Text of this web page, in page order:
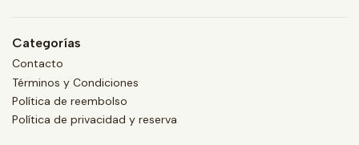
Categorías
Contacto
Términos y Condiciones
Política de reembolso
Política de privacidad y reserva